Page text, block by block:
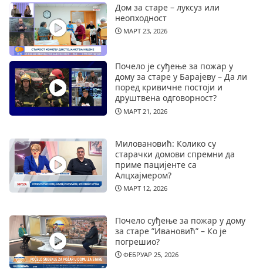
Дом за старе – луксуз или
неопходност
МАРТ 23, 2026
Почело је суђење за пожар у
дому за старе у Барајеву – Да ли
поред кривичне постоји и
друштвена одговорност?
МАРТ 21, 2026
Миловановић: Колико су
старачки домови спремни да
приме пацијенте са
Алцхајмером?
МАРТ 12, 2026
Почело суђење за пожар у дому
за старе ”Ивановић” – Ко је
погрешио?
ФЕБРУАР 25, 2026